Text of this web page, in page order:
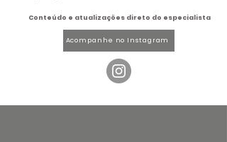
Conteúdo e atualizações direto do especialista
Acompanhe no Instagram